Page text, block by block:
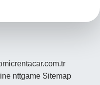
nttgame Sitemap